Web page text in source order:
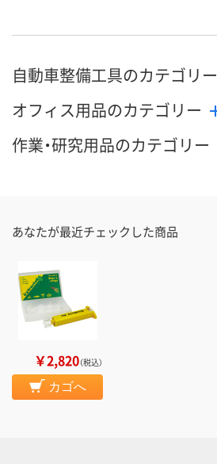
自動車整備工具のカテゴリー
オフィス用品のカテゴリー
作業・研究用品のカテゴリー
あなたが最近チェックした商品
￥2,820（税込）
カゴへ